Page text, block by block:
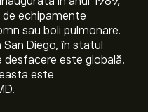
echipamente
sau boli pulmonare.
Diego, în statul
desfacere este globală.
este